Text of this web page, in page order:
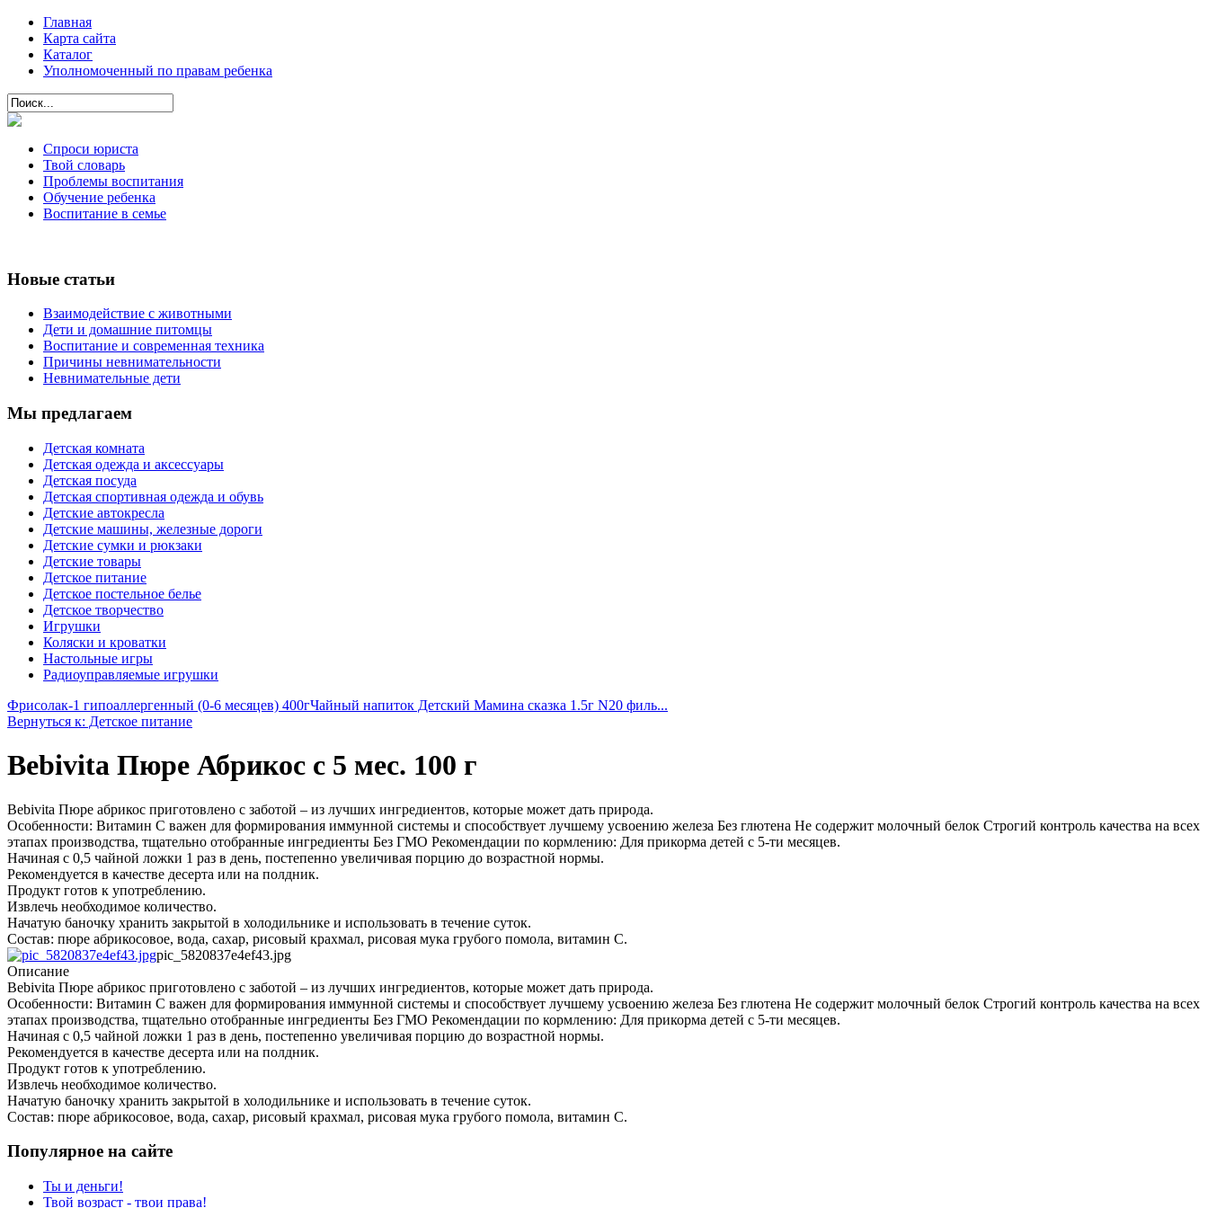
Главная
Карта сайта
Каталог
Уполномоченный по правам ребенка
Спроси юриста
Твой словарь
Проблемы воспитания
Обучение ребенка
Воспитание в семье
Новые статьи
Взаимодействие с животными
Дети и домашние питомцы
Воспитание и современная техника
Причины невнимательности
Невнимательные дети
Мы предлагаем
Детская комната
Детская одежда и аксессуары
Детская посуда
Детская спортивная одежда и обувь
Детские автокресла
Детские машины, железные дороги
Детские сумки и рюкзаки
Детские товары
Детское питание
Детское постельное белье
Детское творчество
Игрушки
Коляски и кроватки
Настольные игры
Радиоуправляемые игрушки
Фрисолак-1 гипоаллергенный (0-6 месяцев) 400гЧайный напиток Детский Мамина сказка 1.5г N20 филь...
Вернуться к: Детское питание
Bebivita Пюре Абрикос с 5 мес. 100 г
Bebivita Пюре абрикос приготовлено с заботой – из лучших ингредиентов, которые может дать природа.
Особенности: Витамин С важен для формирования иммунной системы и способствует лучшему усвоению железа Без глютена Не содержит молочный белок Строгий контроль качества на всех
этапах производства, тщательно отобранные ингредиенты Без ГМО Рекомендации по кормлению: Для прикорма детей с 5-ти месяцев.
Начиная с 0,5 чайной ложки 1 раз в день, постепенно увеличивая порцию до возрастной нормы.
Рекомендуется в качестве десерта или на полдник.
Продукт готов к употреблению.
Извлечь необходимое количество.
Начатую баночку хранить закрытой в холодильнике и использовать в течение суток.
Состав: пюре абрикосовое, вода, сахар, рисовый крахмал, рисовая мука грубого помола, витамин С.
pic_5820837e4ef43.jpg
Описание
Bebivita Пюре абрикос приготовлено с заботой – из лучших ингредиентов, которые может дать природа.
Особенности: Витамин С важен для формирования иммунной системы и способствует лучшему усвоению железа Без глютена Не содержит молочный белок Строгий контроль качества на всех
этапах производства, тщательно отобранные ингредиенты Без ГМО Рекомендации по кормлению: Для прикорма детей с 5-ти месяцев.
Начиная с 0,5 чайной ложки 1 раз в день, постепенно увеличивая порцию до возрастной нормы.
Рекомендуется в качестве десерта или на полдник.
Продукт готов к употреблению.
Извлечь необходимое количество.
Начатую баночку хранить закрытой в холодильнике и использовать в течение суток.
Состав: пюре абрикосовое, вода, сахар, рисовый крахмал, рисовая мука грубого помола, витамин С.
Популярное на сайте
Ты и деньги!
Твой возраст - твои права!